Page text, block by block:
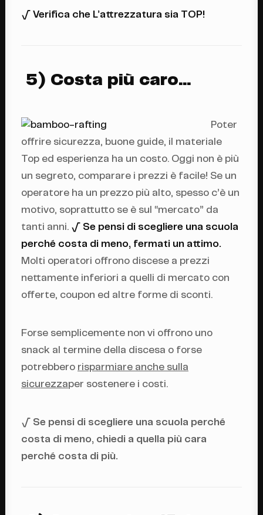
√ Verifica che L’attrezzatura sia TOP!
5) Costa più caro…
Poter
offrire sicurezza, buone guide, il materiale
Top ed esperienza ha un costo. Oggi non è più
un segreto, comparare i prezzi è facile! Se un
operatore ha un prezzo più alto, spesso c’è un
motivo, soprattutto se è sul “mercato” da
tanti anni. √ Se pensi di scegliere una scuola
perché costa di meno, fermati un attimo.
Molti operatori offrono discese a prezzi
nettamente inferiori a quelli di mercato con
offerte, coupon ed altre forme di sconti.
Forse semplicemente non vi offrono uno
snack al termine della discesa o forse
potrebbero risparmiare anche sulla
sicurezza per sostenere i costi.
√ Se pensi di scegliere una scuola perché
costa di meno, chiedi a quella più cara
perché costa di più.